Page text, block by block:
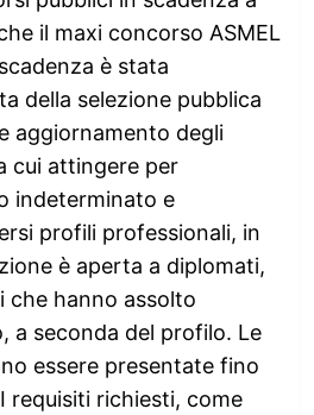
il maxi concorso ASMEL
è stata
della selezione pubblica
aggiornamento degli
cui attingere per
indeterminato e
profili professionali, in
è aperta a diplomati,
che hanno assolto
a seconda del profilo. Le
essere presentate fino
I requisiti richiesti, come